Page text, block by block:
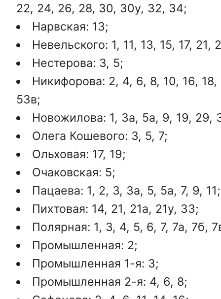
22, 24, 26, 28, 30, 30у, 32, 34;
Нарвская: 13;
Невельского: 1, 11, 13, 15, 17, 21,
Нестерова: 3, 5;
Никифорова: 2, 4, 6, 8, 10, 16,
53в;
Новожилова: 1, 3а, 5а, 9, 19, 29,
Олега Кошевого: 3, 5, 7;
Ольховая: 17, 19;
Очаковская: 5;
Пацаева: 1, 2, 3, 3а, 5, 5а, 7, 9, 11;
Пихтовая: 14, 21, 21а, 21у, 33;
Полярная: 1, 3, 4, 5, 6, 7, 7а, 7б,
Промышленная: 2;
Промышленная 1-я: 3;
Промышленная 2-я: 4, 6, 8;